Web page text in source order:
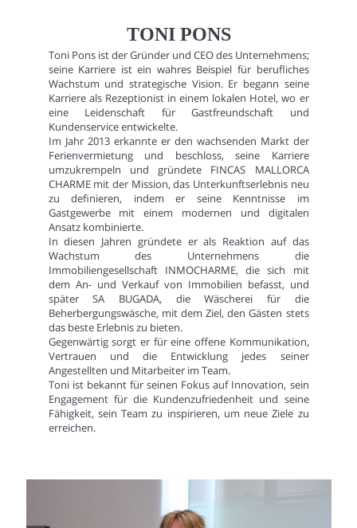
TONI PONS
Toni Pons ist der Gründer und CEO des Unternehmens;
seine Karriere ist ein wahres Beispiel für berufliches
Wachstum und strategische Vision. Er begann seine
Karriere als Rezeptionist in einem lokalen Hotel, wo er
eine Leidenschaft für Gastfreundschaft und
Kundenservice entwickelte.
Im Jahr 2013 erkannte er den wachsenden Markt der
Ferienvermietung und beschloss, seine Karriere
umzukrempeln und gründete FINCAS MALLORCA
CHARME mit der Mission, das Unterkunftserlebnis neu
zu definieren, indem er seine Kenntnisse im
Gastgewerbe mit einem modernen und digitalen
Ansatz kombinierte.
In diesen Jahren gründete er als Reaktion auf das
Wachstum des Unternehmens die
Immobiliengesellschaft INMOCHARME, die sich mit
dem An- und Verkauf von Immobilien befasst, und
später SA BUGADA, die Wäscherei für die
Beherbergungswäsche, mit dem Ziel, den Gästen stets
das beste Erlebnis zu bieten.
Gegenwärtig sorgt er für eine offene Kommunikation,
Vertrauen und die Entwicklung jedes seiner
Angestellten und Mitarbeiter im Team.
Toni ist bekannt für seinen Fokus auf Innovation, sein
Engagement für die Kundenzufriedenheit und seine
Fähigkeit, sein Team zu inspirieren, um neue Ziele zu
erreichen.